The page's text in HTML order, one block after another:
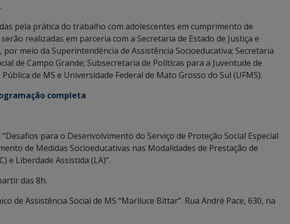
pela prática do trabalho com adolescentes em cumprimento de
realizadas em parceria com a Secretaria de Estado de Justiça e
por meio da Superintendência de Assistência Socioeducativa; Secretaria
de Campo Grande; Subsecretaria de Políticas para a Juventude de
de MS e Universidade Federal de Mato Grosso do Sul (UFMS).
completa
para o Desenvolvimento do Serviço de Proteção Social Especial
de Medidas Socioeducativas nas Modalidades de Prestação de
e Liberdade Assistida (LA)”.
das 8h.
de Assistência Social de MS “Mariluce Bittar”. Rua André Pace, 630, na